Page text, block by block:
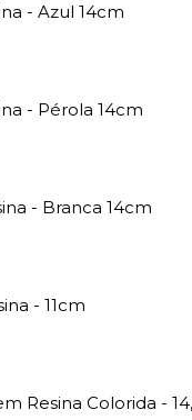
- Azul 14cm
- Pérola 14cm
- Branca 14cm
- 11cm
Resina Colorida -